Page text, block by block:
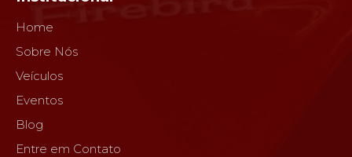
Home
Sobre Nós
Veículos
Eventos
Blog
Entre em Contato